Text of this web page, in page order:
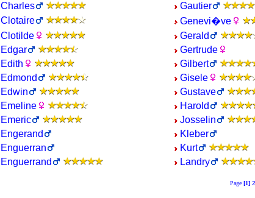
Charles
Gautier
Clotaire
Genevi�ve
Clotilde
Gerald
Edgar
Gertrude
Edith
Gilbert
Edmond
Gisele
Edwin
Gustave
Emeline
Harold
Emeric
Josselin
Engerand
Kleber
Enguerran
Kurt
Enguerrand
Landry
Page [1] 2